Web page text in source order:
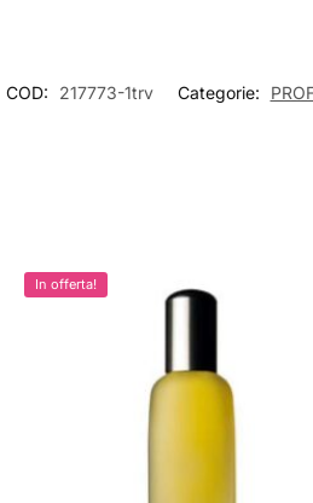
COD: 217773-1trv Categorie:
In offerta!